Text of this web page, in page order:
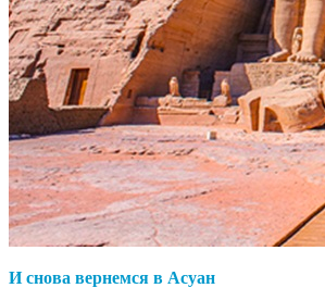
И снова вернемся в Асуан